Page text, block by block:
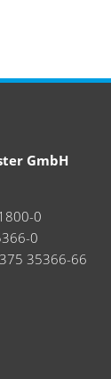
GmbH
0
0
35366-66